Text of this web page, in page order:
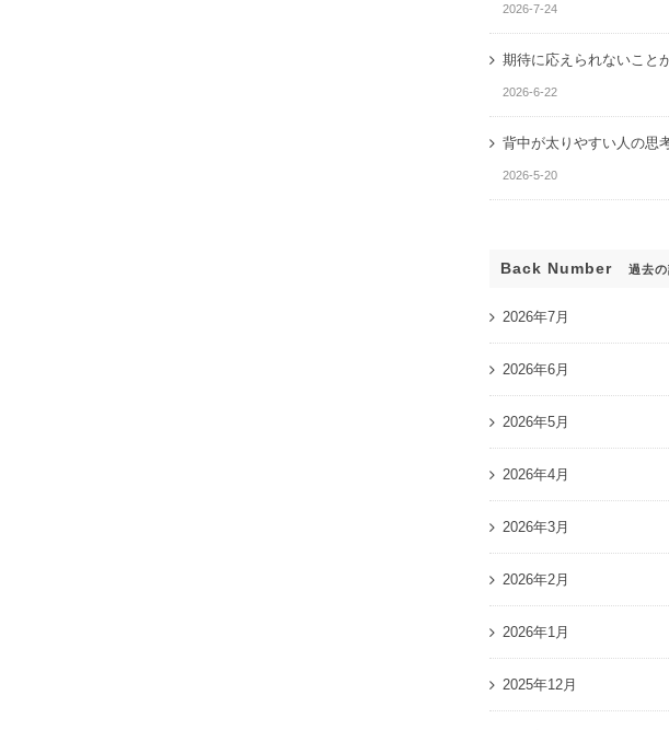
2026-7-24
期待に応えられないこと
2026-6-22
背中が太りやすい人の思
2026-5-20
Back Number 過去
2026年7月
2026年6月
2026年5月
2026年4月
2026年3月
2026年2月
2026年1月
2025年12月